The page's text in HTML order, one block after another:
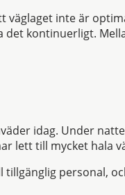
väglaget inte är
kontinuerligt.
idag. Under
lett till mycket hala
personal,